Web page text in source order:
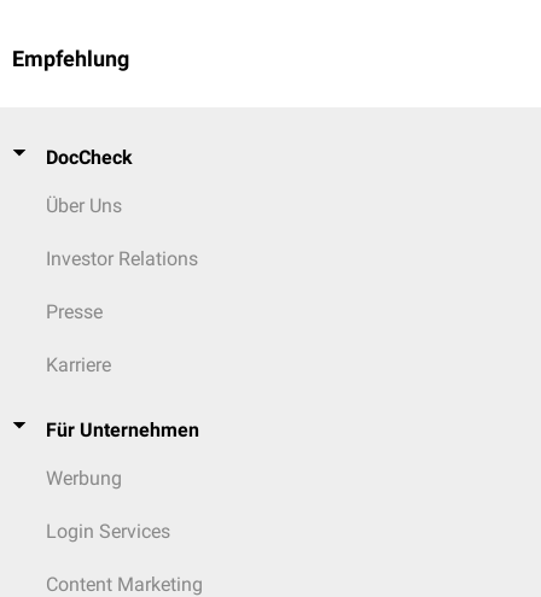
Empfehlung
DocCheck
Über Uns
Investor Relations
Presse
Karriere
Für Unternehmen
Werbung
Login Services
Content Marketing